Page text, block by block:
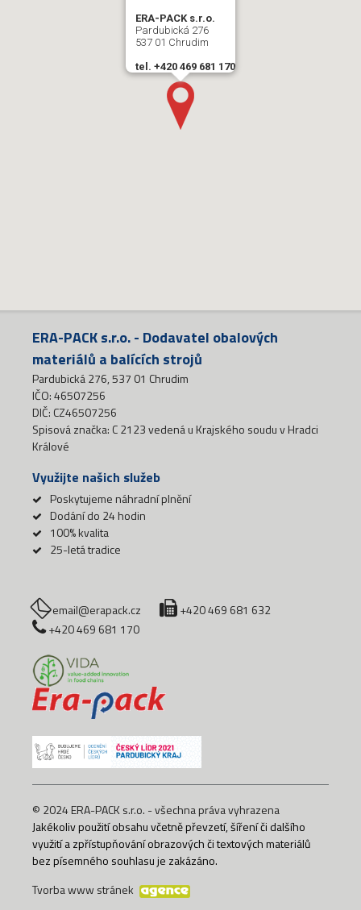
ERA-PACK s.r.o.
Pardubická 276
537 01 Chrudim
tel. +420 469 681 170
ERA-PACK s.r.o. - Dodavatel obalových
materiálů a balících strojů
Pardubická 276, 537 01 Chrudim
IČO: 46507256
DIČ: CZ46507256
Spisová značka: C 2123 vedená u Krajského soudu v Hradci
Králové
Využijte našich služeb
Poskytujeme náhradní plnění
Dodání do 24 hodin
100% kvalita
25-letá tradice
email@erapack.cz
+420 469 681 632
+420 469 681 170
© 2024 ERA-PACK s.r.o. - všechna práva vyhrazena
Jakékoliv použití obsahu včetně převzetí, šíření či dalšího
využití a zpřístupňování obrazových či textových materiálů
bez písemného souhlasu je zakázáno.
Tvorba www stránek